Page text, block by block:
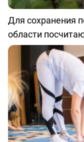
Для сохранения
области